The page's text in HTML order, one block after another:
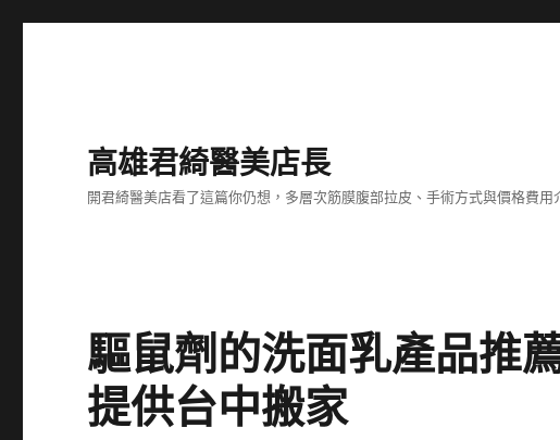
高雄君綺醫美店長
開君綺醫美店看了這篇你仍想，多層次筋膜腹部拉皮、手術方式與價格費
驅鼠劑的洗面乳產品推
提供台中搬家